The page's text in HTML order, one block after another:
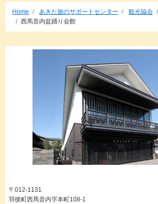
Home あきた旅のサポートセンター 観光協会
西馬音内盆踊り会館
〒012-1131
羽後町西馬音内字本町108-1